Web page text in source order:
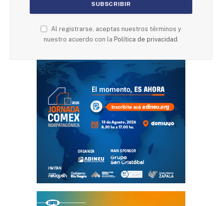
Al registrarse, aceptas nuestros términos y
nuestro acuerdo con la Política de privacidad .